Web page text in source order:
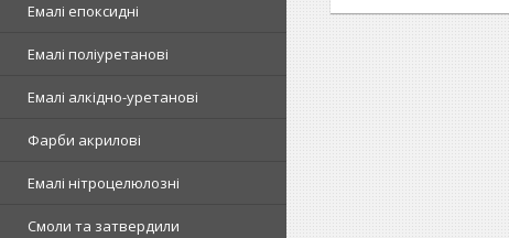
Емалі епоксидні
Емалі поліуретанові
Емалі алкідно-уретанові
Фарби акрилові
Емалі нітроцелюлозні
Смоли та затвердили